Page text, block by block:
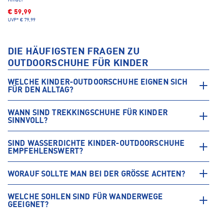
€ 59,99
UVP* € 79,99
DIE HÄUFIGSTEN FRAGEN ZU
OUTDOORSCHUHE FÜR KINDER
WELCHE KINDER-OUTDOORSCHUHE EIGNEN SICH
FÜR DEN ALLTAG?
WANN SIND TREKKINGSCHUHE FÜR KINDER
SINNVOLL?
SIND WASSERDICHTE KINDER-OUTDOORSCHUHE
EMPFEHLENSWERT?
WORAUF SOLLTE MAN BEI DER GRÖSSE ACHTEN?
WELCHE SOHLEN SIND FÜR WANDERWEGE
GEEIGNET?